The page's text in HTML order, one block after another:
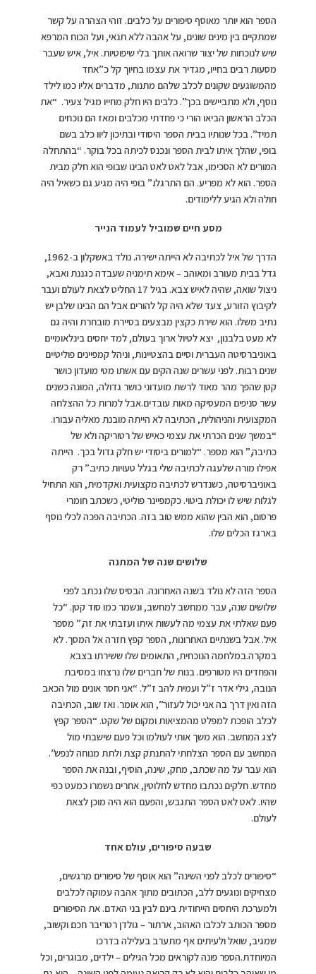
הספר הוא יותר מאוסף סיפורים על כלבים. זוהי הצהרה על קשר
שמתקיים בין מינים שונים, על אהבה ללא תנאי, ועל הכוח המרפא
שיש לנוכחות של יצור שרואה אותך בלי שיפוטיות. איל, איש שעבר
מסעות רבים בחייו, מגדיר את עצמו בחיוך קל כ”אחד
מהמשוגעים שקונים לכלב שלהם מתנות, מדברים אליו כמו לילד
נוסף, ולא מתביישים בכך”. כלבים היו חלק מחייו מגיל צעיר. “את
הכלב הראשון הביאו הורי כי פחדתי מכלבים ומאז הם נוכחים
תמיד”. בכל שנותיו בבית הספר היסודי ובתיכון ליוו כלב בשם
בופי, שהלך איתו לבית הספר ונכנס לכיתה בכל בוקר. “בהתחלה
המורים לא הסכימו, אבל לאט לאט הבינו שבופי הוא חלק מבית
הספר. הוא לא מפריע. הם התרגלו.” בופי היה מגיע גם כשאיל היה
חולה ולא הגיע ללימודים.
מסע חיים שמוביל לעמוד הנייר
הדרך של איל לכתיבה לא הייתה ישירה. נולד באשקלון ב-1962,
גדל בבית מעורב ומאוהב – אימא תימניה שעבדה כגננת ואבא,
ניצול שואה, שהיה לאיש צבא. בגיל 17 החליט לצאת לעולם ועבר
לקיבוץ הזורע, צעד שלא היה קל להורים אבל הם הבינו שלבן יש
נתיב משלו. הוא שירת כקצין מבצעים בסיירת מובחרת והיה גם
לא מעט בלבנון, יצא לטיול ארוך בעולם, למד יחסים בינלאומיים
באוניברסיטה העברית וסיים בהצטיינות, וניהל קמפיינים פוליטיים
שנים רבות. לפני עשרים שנה הקים עם אשתו מטי מועדון כושר
קטן שהפך מהר מאוד לרשת מועדוני כושר גדולה, המונה כשנים
עשר סניפים המעסיקה מאות עובדים.אבל למרות כל ההצלחה
המקצועית והניהולית, הכתיבה לא הייתה מובנת מאליה עבורו.
“במשך שנים הכרתי את עצמי כאיש של רטוריקה ולא של
כתיבה,” הוא מספר. “למורים ביסודי יש חלק גדול בכך. הייתה
אפילו מורה שלעגה לכתיבה שלי בגלל טעויות כתיב.” רק
באוניברסיטה, כשנדרש לכתיבה מקצועית ואקדמית, הוא התחיל
לגלות שיש לו יכולת ביטוי. כקמפיינר פוליטי, כשכתב חומרי
פרסום, הוא הבין שהוא ממש טוב בזה. הכתיבה הפכה לכלי נוסף
בארגז הכלים שלו.
שלושים שנה של המתנה
הספר הזה לא נולד בשנה האחרונה. הבסיס שלו נכתב לפני
שלושים שנה, עבר ממחשב למחשב, ונשמר כמו סוד קטן. “כל
פעם שאלתי את עצמי מה לעשות איתו ועזבתי את זה,” מספר
איל. אבל בשנתיים האחרונות, הספר קפץ חזרה אל המסך. לא
במקרה.במלחמה הנוכחית, התאומים שלו ששירתו בצבא
והפחדים היו מטורפים. בנות של חברים שלו נרצחו במסיבת
הנובה, גילי אדר ז”ל ועמית להב ז”ל. “אני חסר אונים מול הכאב
הזה ואין דרך בה אני יכול לעזור”, הוא אומר. ואז שוב, הכתיבה
לכלב הופכת למפלט מהמציאות ומקום של שקט. “הספר קפץ
לצג המחשב. הוא משך אותי לעולמו וכל פעם שישבתי מול
המחשב עם הספר הצלחתי להתנתק קצת ולתת מנוחה לנפש”.
הוא עבר על מה שכתב, מחק, שינה, הוסיף, ובנה את הספר
מחדש. חלקים נכתבו מחדש לחלוטין, אחרים נשמרו כמעט כפי
שהיו. לאט לאט הספר התגבש, והפעם הוא היה מוכן לצאת
לעולם.
שבעה סיפורים, עולם אחד
“סיפורים לכלב לפני השינה” הוא אוסף של סיפורים מרגשים,
מצחיקים ונוגעים ללב, הכתובים מתוך אהבה עמוקה לכלבים
ולמערכת היחסים הייחודית בינם לבין בני האדם. את הסיפורים
מספר הכותב לכלבו האהוב, ארתור – גולדן רטריבר חכם וקשוב,
שמגיב, שואל ולעיתים אף מתערב בעלילה בדרכו
המיוחדת.הספר פונה לקוראים מכל הגילים – ילדים, מבוגרים, וכל